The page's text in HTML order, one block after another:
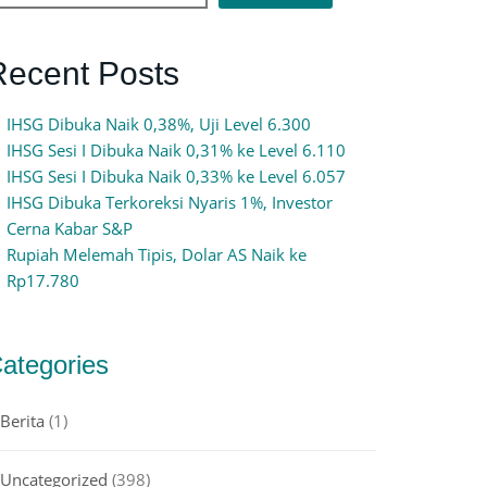
Posts
IHSG Dibuka Naik 0,38%, Uji Level 6.300
IHSG Sesi I Dibuka Naik 0,31% ke Level 6.110
IHSG Sesi I Dibuka Naik 0,33% ke Level 6.057
IHSG Dibuka Terkoreksi Nyaris 1%, Investor
Cerna Kabar S&P
Rupiah Melemah Tipis, Dolar AS Naik ke
Rp17.780
Berita (1)
Uncategorized (398)